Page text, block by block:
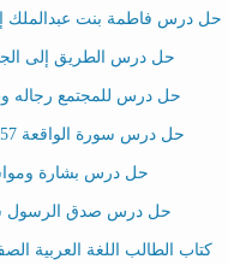
حل درس فاطمة بنت عبدالملك
حل درس الطريق إلى
حل درس للمجتمع رجاله
حل درس سورة الواقعة 57-74 تربية اسلامية الصف التاسع
حل درس بشارة
حل درس صدق الرسول سورة يس 1-12
كتاب الطالب اللغة العربية الصف